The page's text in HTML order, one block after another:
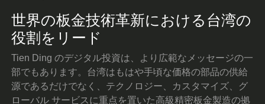
世界の板金技術革新における台湾の
役割をリード
Tien Ding のデジタル投資は、より広範なメッセージの一
部でもあります。台湾はもはや手頃な価格の部品の供給
源であるだけでなく、テクノロジー、カスタマイズ、グ
ローバル サービスに重点を置いた高級精密板金製造の拠